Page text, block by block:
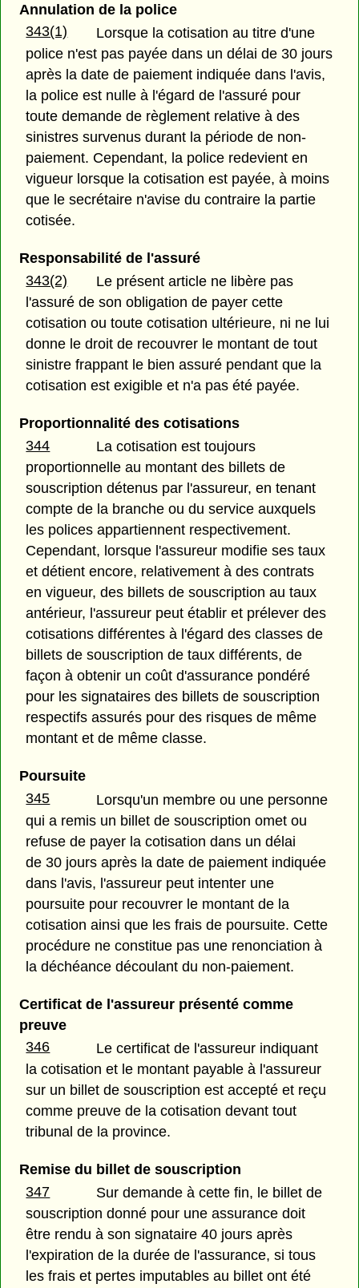
Annulation de la police
343(1)
Lorsque la cotisation au titre d'une
police n'est pas payée dans un délai de 30 jours
après la date de paiement indiquée dans l'avis,
la police est nulle à l'égard de l'assuré pour
toute demande de règlement relative à des
sinistres survenus durant la période de non-
paiement. Cependant, la police redevient en
vigueur lorsque la cotisation est payée, à moins
que le secrétaire n'avise du contraire la partie
cotisée.
Responsabilité de l'assuré
343(2)
Le présent article ne libère pas
l'assuré de son obligation de payer cette
cotisation ou toute cotisation ultérieure, ni ne lui
donne le droit de recouvrer le montant de tout
sinistre frappant le bien assuré pendant que la
cotisation est exigible et n'a pas été payée.
Proportionnalité des cotisations
344
La cotisation est toujours
proportionnelle au montant des billets de
souscription détenus par l'assureur, en tenant
compte de la branche ou du service auxquels
les polices appartiennent respectivement.
Cependant, lorsque l'assureur modifie ses taux
et détient encore, relativement à des contrats
en vigueur, des billets de souscription au taux
antérieur, l'assureur peut établir et prélever des
cotisations différentes à l'égard des classes de
billets de souscription de taux différents, de
façon à obtenir un coût d'assurance pondéré
pour les signataires des billets de souscription
respectifs assurés pour des risques de même
montant et de même classe.
Poursuite
345
Lorsqu'un membre ou une personne
qui a remis un billet de souscription omet ou
refuse de payer la cotisation dans un délai
de 30 jours après la date de paiement indiquée
dans l'avis, l'assureur peut intenter une
poursuite pour recouvrer le montant de la
cotisation ainsi que les frais de poursuite. Cette
procédure ne constitue pas une renonciation à
la déchéance découlant du non-paiement.
Certificat de l'assureur présenté comme
preuve
346
Le certificat de l'assureur indiquant
la cotisation et le montant payable à l'assureur
sur un billet de souscription est accepté et reçu
comme preuve de la cotisation devant tout
tribunal de la province.
Remise du billet de souscription
347
Sur demande à cette fin, le billet de
souscription donné pour une assurance doit
être rendu à son signataire 40 jours après
l'expiration de la durée de l'assurance, si tous
les frais et pertes imputables au billet ont été